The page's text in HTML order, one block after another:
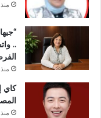
منذ 7 ساعات
..
منذ 13 ساعة
كاي
منذ 13 ساعة